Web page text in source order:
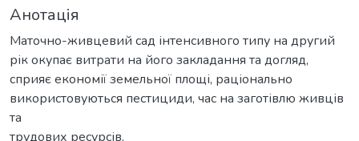
Анотація
Маточно-живцевий сад інтенсивного типу на другий
рік окупає витрати на його закладання та догляд,
сприяє економії земельної площі, раціонально
використовуються пестициди, час на заготівлю живців
та
трудових ресурсів.